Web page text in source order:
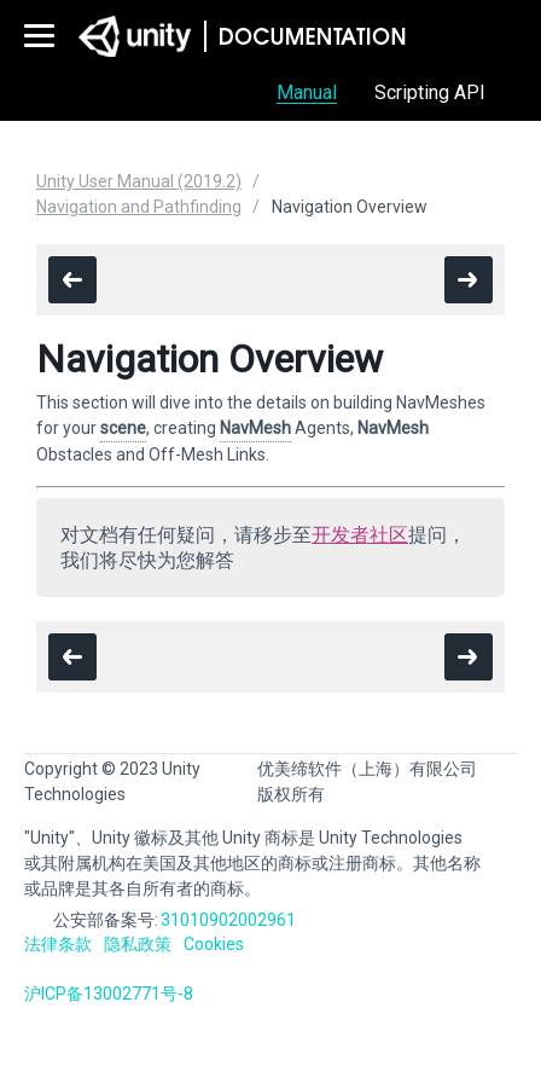
Manual Scripting API
Unity User Manual (2019.2)
Navigation and Pathfinding
Navigation Overview
Navigation Overview
This section will dive into the details on building NavMeshes
for yourscene, creating NavMeshAgents, NavMesh
Obstacles and Off-Mesh Links.
对文档有任何疑问，请移步至开发者社区提问，
我们将尽快为您解答
Copyright © 2023 Unity
Technologies
优美缔软件（上海）有限公司
版权所有
"Unity"、Unity 徽标及其他 Unity 商标是 Unity Technologies
或其附属机构在美国及其他地区的商标或注册商标。其他名称
或品牌是其各自所有者的商标。
公安部备案号:31010902002961
法律条款
隐私政策 Cookies
沪ICP备13002771号-8